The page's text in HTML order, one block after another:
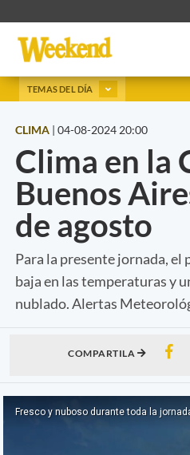
TEMAS DEL DÍA
CLIMA | 04-08-2024 20:00
Clima en la
Buenos
de agosto
Para la presente jornada, el
baja en las temperaturas y
nublado. Alertas
COMPARTILA